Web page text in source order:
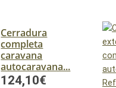
Cerradura
completa
caravana
autocaravana...
124,10€